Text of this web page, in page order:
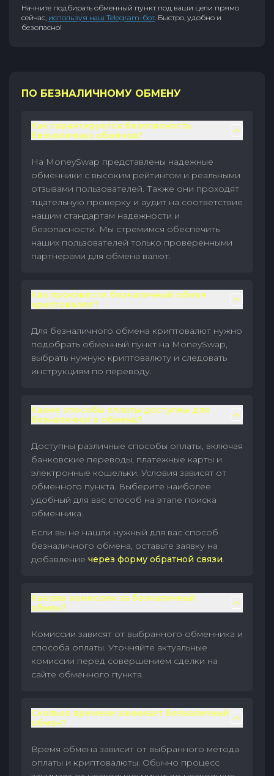
Начните подбирать обменный пункт под ваши цели прямо
сейчас, используя наш Telegram-бот. Быстро, удобно и
безопасно!
ПО БЕЗНАЛИЧНОМУ ОБМЕНУ
Как гарантируется безопасность
безналичных обменов?
На MoneySwap представлены надежные
обменники с высоким рейтингом и реальными
отзывами пользователей. Также они проходят
тщательную проверку и аудит на соответствие
нашим стандартам надежности и
безопасности. Мы стремимся обеспечить
наших пользователей только проверенными
партнерами для обмена валют.
Как произвести безналичный обмен
криптовалют?
Для безналичного обмена криптовалют нужно
подобрать обменный пункт на MoneySwap,
выбрать нужную криптовалюту и следовать
инструкциям по переводу.
Какие способы оплаты доступны для
безналичного обмена?
Доступны различные способы оплаты, включая
банковские переводы, платежные карты и
электронные кошельки. Условия зависят от
обменного пункта. Выберите наиболее
удобный для вас способ на этапе поиска
обменника.
Если вы не нашли нужный для вас способ
безналичного обмена, оставьте заявку на
добавление через форму обратной связи.
Каковы комиссии за безналичный
обмен?
Комиссии зависят от выбранного обменника и
способа оплаты. Уточняйте актуальные
комиссии перед совершением сделки на
сайте обменного пункта.
Сколько времени занимает безналичный
обмен?
Время обмена зависит от выбранного метода
оплаты и криптовалюты. Обычно процесс